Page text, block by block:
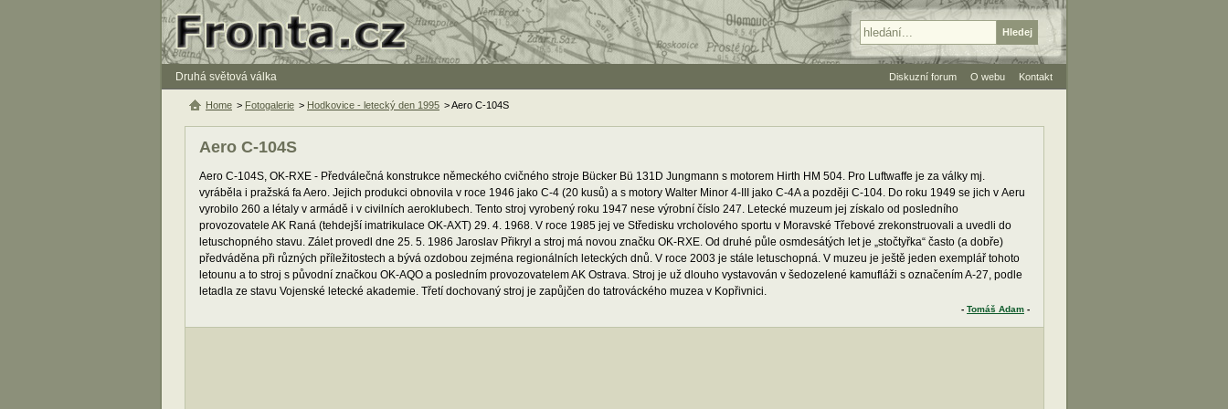
Druhá světová válka
Aero C-104S
Aero C-104S, OK-RXE - Předválečná konstrukce německého cvičného stroje Bücker Bü 131D Jungmann s motorem Hirth HM 504. Pro Luftwaffe je za války mj.
vyráběla i pražská fa Aero. Jejich produkci obnovila v roce 1946 jako C-4 (20 kusů) a s motory Walter Minor 4-III jako C-4A a později C-104. Do roku 1949 se jich v Aeru
vyrobilo 260 a létaly v armádě i v civilních aeroklubech. Tento stroj vyrobený roku 1947 nese výrobní číslo 247. Letecké muzeum jej získalo od posledního
provozovatele AK Raná (tehdejší imatrikulace OK-AXT) 29. 4. 1968. V roce 1985 jej ve Středisku vrcholového sportu v Moravské Třebové zrekonstruovali a uvedli do
letuschopného stavu. Zálet provedl dne 25. 5. 1986 Jaroslav Přikryl a stroj má novou značku OK-RXE. Od druhé půle osmdesátých let je „stočtyřka“ často (a dobře)
předváděna při různých příležitostech a bývá ozdobou zejména regionálních leteckých dnů. V roce 2003 je stále letuschopná. V muzeu je ještě jeden exemplář tohoto
letounu a to stroj s původní značkou OK-AQO a posledním provozovatelem AK Ostrava. Stroj je už dlouho vystavován v šedozelené kamufláži s označením A-27, podle
letadla ze stavu Vojenské letecké akademie. Třetí dochovaný stroj je zapůjčen do tatrováckého muzea v Kopřivnici.
- Tomáš Adam -
Home > Fotogalerie > Hodkovice - letecký den 1995 > Aero C-104S
Diskuzní forum O webu Kontakt